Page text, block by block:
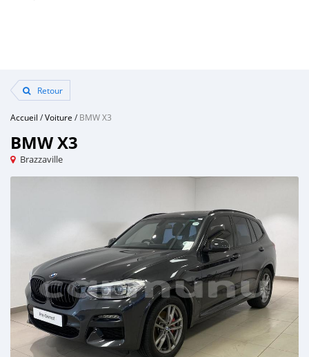
Retour
Accueil /Voiture /BMW X3
BMW X3
Brazzaville